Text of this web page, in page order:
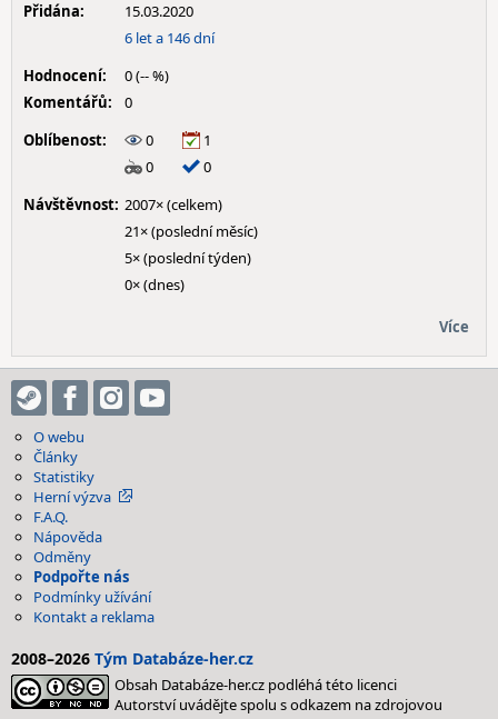
Přidána:
15.03.2020
6 let a 146 dní
Hodnocení:
0 (-- %)
Komentářů:
0
Oblíbenost:
0
1
0
0
Návštěvnost: 2007× (celkem)
21× (poslední měsíc)
5× (poslední týden)
0× (dnes)
Více
O webu
Články
Statistiky
Herní výzva
F.A.Q.
Nápověda
Odměny
Podpořte nás
Podmínky užívání
Kontakt a reklama
2008–2026 Tým Databáze-her.cz
Obsah Databáze-her.cz podléhá této licenci
Autorství uvádějte spolu s odkazem na zdrojovou